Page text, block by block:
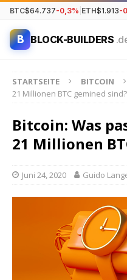
BTC$64.737-0,3% ETH$1.913-
B BLOCK-BUILDERS
STARTSEITE BITCOIN
21 Millionen BTC gemined sind?
Bitcoin: Was
21 Millionen
Juni 24, 2020 Guido